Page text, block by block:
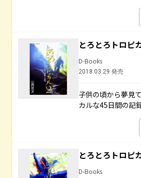
とろとろトロ
D-Books
2018.03.29 発売
子供の頃から夢見
カルな45日間の記
とろとろトロ
D-Books